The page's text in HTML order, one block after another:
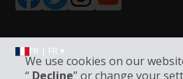
We use cookies on our
“ Decline” or change your
FR | FR ▾